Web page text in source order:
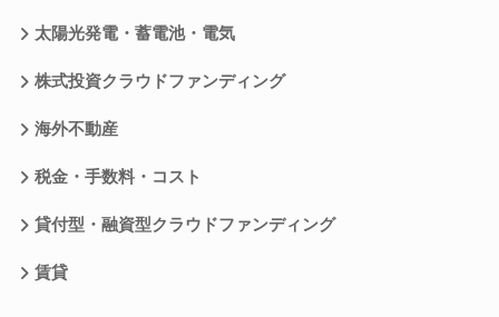
太陽光発電・蓄電池・電気
株式投資クラウドファンディング
海外不動産
税金・手数料・コスト
貸付型・融資型クラウドファンディング
賃貸